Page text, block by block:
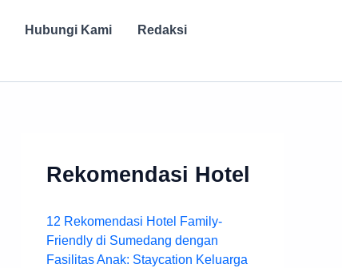
Hubungi Kami
Redaksi
Rekomendasi Hotel
12 Rekomendasi Hotel Family-
Friendly di Sumedang dengan
Fasilitas Anak: Staycation Keluarga